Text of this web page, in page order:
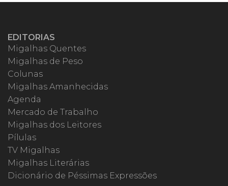
EDITORIAS
Migalhas Quentes
Migalhas de Peso
Colunas
Migalhas Amanhecidas
Agenda
Mercado de Trabalho
Migalhas dos Leitores
Pílulas
TV Migalhas
Migalhas Literárias
Dicionário de Péssimas Expressões